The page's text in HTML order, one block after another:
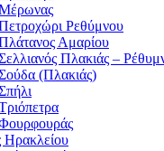
Ρεθύμνου
Αμαρίου
Πλακιάς –
(Πλακιάς)